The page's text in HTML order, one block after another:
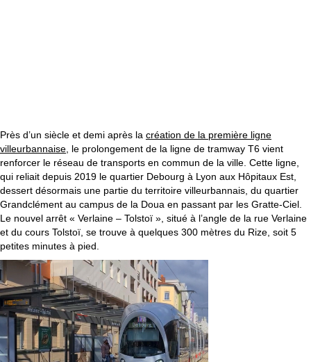
Près d’un siècle et demi après la création de la première ligne
villeurbannaise , le prolongement de la ligne de tramway T6 vient
renforcer le réseau de transports en commun de la ville. Cette ligne,
qui reliait depuis 2019 le quartier Debourg à Lyon aux Hôpitaux Est,
dessert désormais une partie du territoire villeurbannais, du quartier
Grandclément au campus de la Doua en passant par les Gratte-Ciel.
Le nouvel arrêt « Verlaine – Tolstoï », situé à l’angle de la rue Verlaine
et du cours Tolstoï, se trouve à quelques 300 mètres du Rize, soit 5
petites minutes à pied.